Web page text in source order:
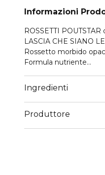
Informazioni
ROSSETTI POUTSTAR
LASCIA CHE SIANO
Rossetto morbido
Formula nutriente
Ingredienti
Produttore